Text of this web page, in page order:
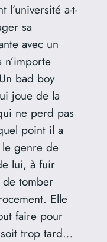
l’université a-t-
sa
avec un
bad boy
joue de la
ne perd pas
point il a
genre de
lui, à fuir
de tomber
Elle
faire pour
soit trop tard…